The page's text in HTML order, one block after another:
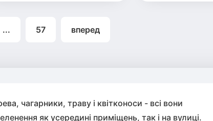
... 57 вперед
чагарники, траву і квітконоси - всі вони
як усередині приміщень, так і на вулиці.